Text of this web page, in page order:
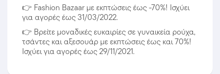
👉 Fashion Bazaar με εκπτώσεις έως -70%! Ισχύει
για αγορές έως 31/03/2022.
👉 Βρείτε μοναδικές ευκαιρίες σε γυναικεία ρούχα,
τσάντες και αξεσουάρ με εκπτώσεις έως και 70%!
Ισχύει για αγορές έως 29/11/2021.